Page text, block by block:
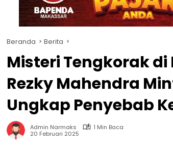
Beranda Berita
Misteri Tengkorak
Rezky Mahendra
Ungkap Penyebab
Admin Narmaks
1 Min Baca
20 Februari 2025